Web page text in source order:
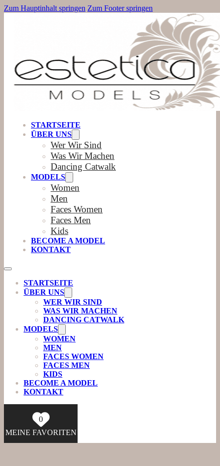
Zum Hauptinhalt springen Zum Footer springen
STARTSEITE
ÜBER UNS
Wer Wir Sind
Was Wir Machen
Dancing Catwalk
MODELS
Women
Men
Faces Women
Faces Men
Kids
BECOME A MODEL
KONTAKT
STARTSEITE
ÜBER UNS
WER WIR SIND
WAS WIR MACHEN
DANCING CATWALK
MODELS
WOMEN
MEN
FACES WOMEN
FACES MEN
KIDS
BECOME A MODEL
KONTAKT
0
MEINE FAVORITEN